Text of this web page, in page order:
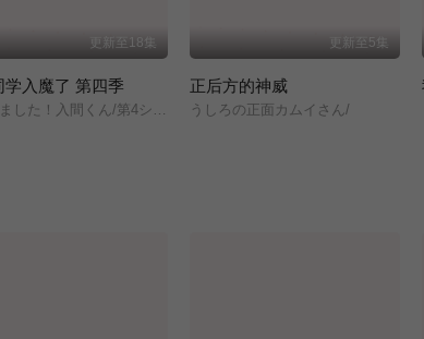
更新至18集
学入魔了 第四季
魔入りました！入間くん/第4シリーズ/
更新至5集
正后方的神威
うしろの正面カムイさん/